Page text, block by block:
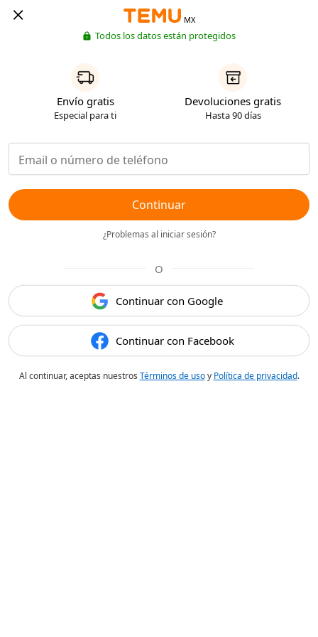
MX
Todos los datos están protegidos
Envío gratis
Especial para ti
Devoluciones gratis
Hasta 90 días
Continuar
¿Problemas al iniciar sesión?
O
Continuar con Google
Continuar con Facebook
Al continuar, aceptas nuestros Términos de usoy Política de privacidad.